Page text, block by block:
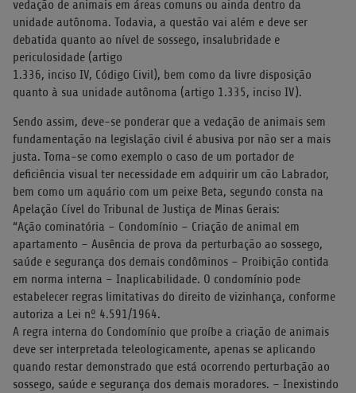
vedação de animais em áreas comuns ou ainda dentro da
unidade autônoma. Todavia, a questão vai além e deve ser
debatida quanto ao nível de sossego, insalubridade e
periculosidade (artigo
1.336, inciso IV, Código Civil), bem como da livre disposição
quanto à sua unidade autônoma (artigo 1.335, inciso IV).
Sendo assim, deve-se ponderar que a vedação de animais sem
fundamentação na legislação civil é abusiva por não ser a mais
justa. Toma-se como exemplo o caso de um portador de
deficiência visual ter necessidade em adquirir um cão Labrador,
bem como um aquário com um peixe Beta, segundo consta na
Apelação Cível do Tribunal de Justiça de Minas Gerais:
“Ação cominatória – Condomínio – Criação de animal em
apartamento – Ausência de prova da perturbação ao sossego,
saúde e segurança dos demais condôminos – Proibição contida
em norma interna – Inaplicabilidade. O condomínio pode
estabelecer regras limitativas do direito de vizinhança, conforme
autoriza a Lei nº 4.591/1964.
A regra interna do Condomínio que proíbe a criação de animais
deve ser interpretada teleologicamente, apenas se aplicando
quando restar demonstrado que está ocorrendo perturbação ao
sossego, saúde e segurança dos demais moradores. – Inexistindo